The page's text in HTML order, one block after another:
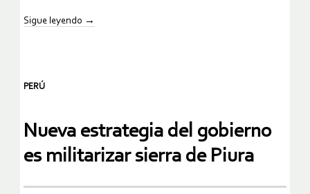
Sigue leyendo →
PERÚ
Nueva estrategia del gobierno
es militarizar sierra de Piura